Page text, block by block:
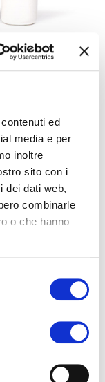
ed
media e per
inoltre
sito con i
dei dati web,
combinarle
o che hanno